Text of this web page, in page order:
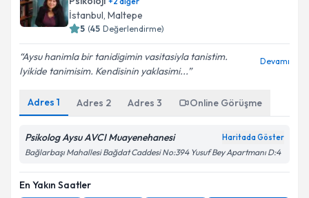
İstanbul, Maltepe
5 (45 Değerlendirme)
Aysu hanimla bir tanidigimin vasitasiyla tanistim.
Iyikide tanimisim. Kendisinin yaklasimi...
Devamı
Adres 1 Adres 2 Adres 3 Online Görüşme
Psikolog Aysu AVCI Muayenehanesi Haritada Göster
Bağlarbaşı Mahallesi Bağdat Caddesi No:394 Yusuf Bey Apartmanı D:4
En Yakın Saatler